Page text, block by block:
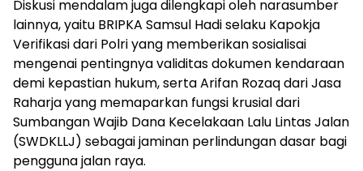
Diskusi mendalam juga dilengkapi oleh narasumber
lainnya, yaitu BRIPKA Samsul Hadi selaku Kapokja
Verifikasi dari Polri yang memberikan sosialisai
mengenai pentingnya validitas dokumen kendaraan
demi kepastian hukum, serta Arifan Rozaq dari Jasa
Raharja yang memaparkan fungsi krusial dari
Sumbangan Wajib Dana Kecelakaan Lalu Lintas Jalan
(SWDKLLJ) sebagai jaminan perlindungan dasar bagi
pengguna jalan raya.